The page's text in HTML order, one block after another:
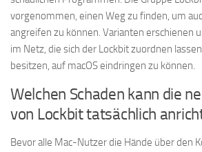
vorgenommen, einen Weg zu finden, um
angreifen zu können. Varianten erschienen
im Netz, die sich der Lockbit zuordnen
besitzen, auf macOS eindringen zu können.
Welchen Schaden kann die
von Lockbit tatsächlich
Bevor alle Mac-Nutzer die Hände über den